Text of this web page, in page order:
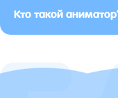
Кто такой